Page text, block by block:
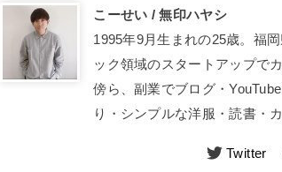
こーせい / 無印ハヤシ
1995年9月生まれの25歳。福
ック領域のスタートアップで
傍ら、副業でブログ・
り・シンプルな洋服・読書・
Twitter